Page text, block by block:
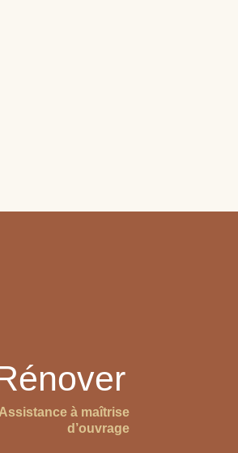
Assistance à maîtrise
d’ouvrage